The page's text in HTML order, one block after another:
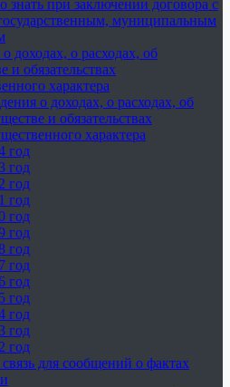
знать при заключении договора с
муниципальным
доходах, о расходах, об
и обязательствах
характера
о доходах, о расходах, об
и обязательствах
характера
год
год
год
год
год
год
год
год
год
год
год
год
год
для сообщений о фактах